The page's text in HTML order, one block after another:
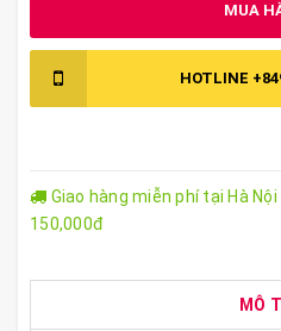
MUA
HOTLINE
Giao hàng miễn phí tại Hà
150,000đ
MÔ